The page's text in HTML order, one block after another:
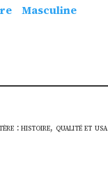
Masculine
: histoire, qualité et